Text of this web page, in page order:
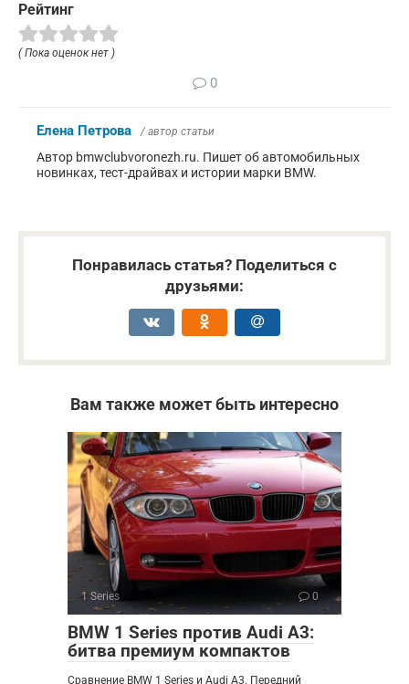
Рейтинг
( Пока оценок нет )
0
Елена Петрова / автор статьи
Автор bmwclubvoronezh.ru. Пишет об автомобильных
новинках, тест-драйвах и истории марки BMW.
Понравилась статья? Поделиться с
друзьями:
Вам также может быть интересно
1 Series 0
BMW 1 Series против Audi A3:
битва премиум компактов
Сравнение BMW 1 Series и Audi A3. Передний